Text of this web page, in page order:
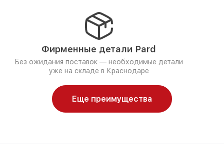
Фирменные детали Pard
Без ожидания поставок — необходимые детали
уже на складе в Краснодаре
Еще преимущества